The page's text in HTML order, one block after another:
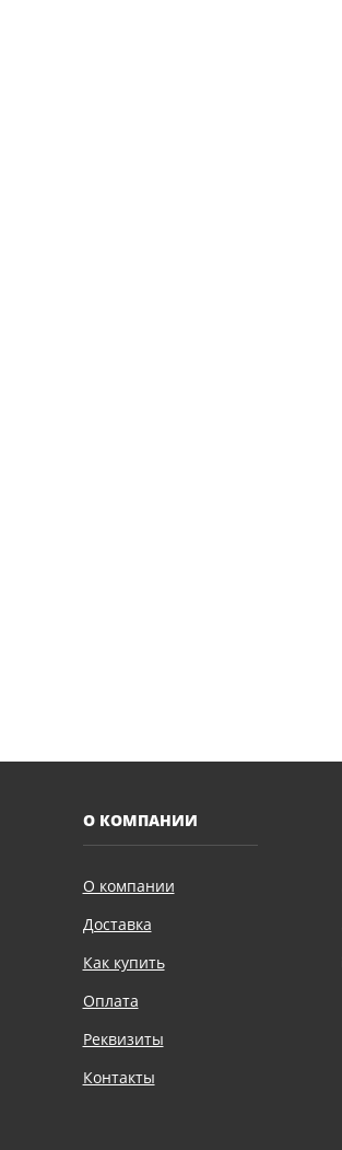
О КОМПАНИИ
О компании
Доставка
Как купить
Оплата
Реквизиты
Контакты